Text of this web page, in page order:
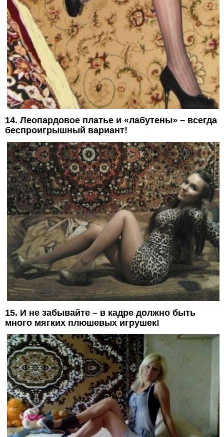
14. Леопардовое платье и «лабутены» – всегда
беспроигрышный вариант!
15. И не забывайте – в кадре должно быть
много мягких плюшевых игрушек!